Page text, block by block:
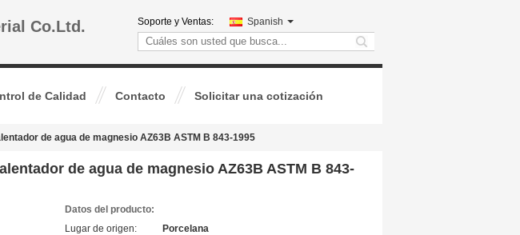
Co.Ltd. Soporte y Ventas: Spanish
search
de Calidad Contacto Solicitar una cotización
de agua de magnesio AZ63B ASTM B 843-1995
de agua de magnesio AZ63B ASTM B 843-
Datos del producto:
Lugar de origen:
Porcelana